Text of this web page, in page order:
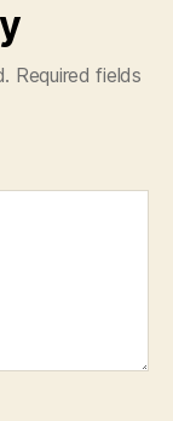
Required fields